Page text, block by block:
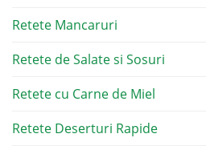
Retete Mancaruri
Retete de Salate si Sosuri
Retete cu Carne de Miel
Retete Deserturi Rapide